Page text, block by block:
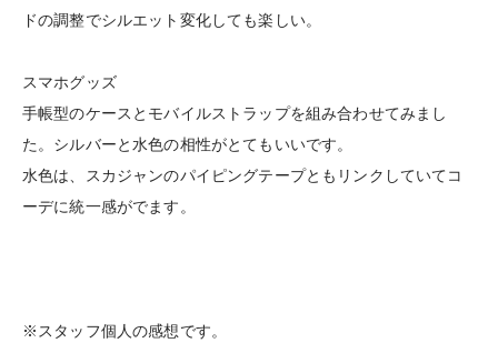
ドの調整でシルエット変化しても楽しい。
スマホグッズ
手帳型のケースとモバイルストラップを組み合わせてみまし
た。シルバーと水色の相性がとてもいいです。
水色は、スカジャンのパイピングテープともリンクしていてコ
ーデに統一感がでます。
※スタッフ個人の感想です。